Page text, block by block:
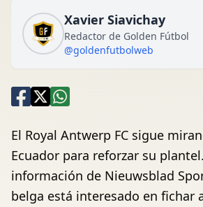
Xavier Siavichay
Redactor de Golden Fútbol
@goldenfutbolweb
El Royal Antwerp FC sigue
Ecuador para reforzar su
información de Nieuwsblad
belga está interesado en fichar